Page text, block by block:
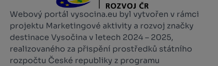
Webový portál vysocina.eu byl vytvořen v rámci
projektu Marketingové aktivity a rozvoj značky
destinace Vysočina v letech 2024 – 2025,
realizovaného za přispění prostředků státního
rozpočtu České republiky z programu